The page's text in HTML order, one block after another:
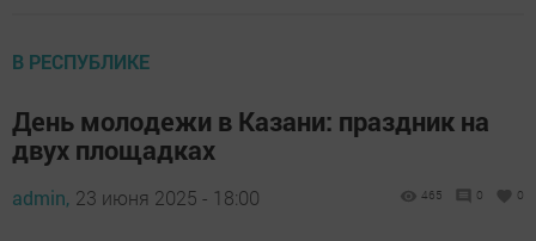
В РЕСПУБЛИКЕ
День молодежи в Казани: праздник на
двух площадках
admin, 23 июня 2025 - 18:00 465 0 0